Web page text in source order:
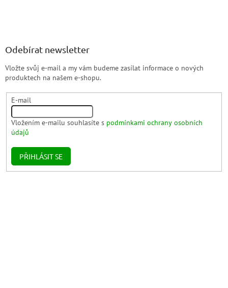
Odebírat newsletter
Vložte svůj e-mail a my vám budeme zasílat informace o nových
produktech na našem e-shopu.
E-mail
Vložením e-mailu souhlasíte s podmínkami ochrany osobních
údajů
PŘIHLÁSIT SE